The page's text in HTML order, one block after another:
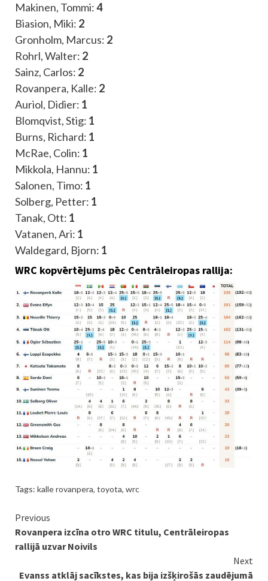
Makinen, Tommi:4
Biasion, Miki: 2
Gronholm, Marcus: 2
Rohrl, Walter: 2
Sainz, Carlos: 2
Rovanpera, Kalle: 2
Auriol, Didier: 1
Blomqvist, Stig: 1
Burns, Richard: 1
McRae, Colin: 1
Mikkola, Hannu: 1
Salonen, Timo: 1
Solberg, Petter: 1
Tanak, Ott: 1
Vatanen, Ari: 1
Waldegard, Bjorn: 1
WRC kopvērtējums pēc Centrāleiropas rallija:
Tags: kalle rovanpera, toyota, wrc
Continue
Reading
Previous
Rovanpera izcīna otro WRC titulu, Centrāleiropas
rallijā uzvar Noivils
Next
Evanss atklāj sacīkstes, kas bija izšķirošās zaudējumā